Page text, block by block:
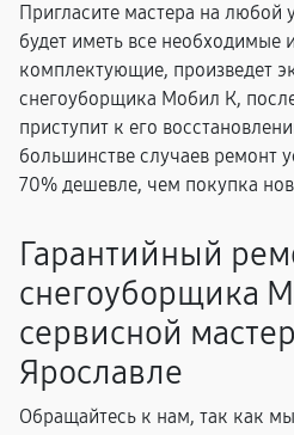
Пригласите мастера на любой
будет иметь все необходимые
комплектующие, произведет
снегоуборщика Мобил К,
приступит к его
большинстве случаев ремонт
70% дешевле, чем покупка
Гарантийный
снегоуборщика
сервисной
Ярославле
Обращайтесь к нам, так как